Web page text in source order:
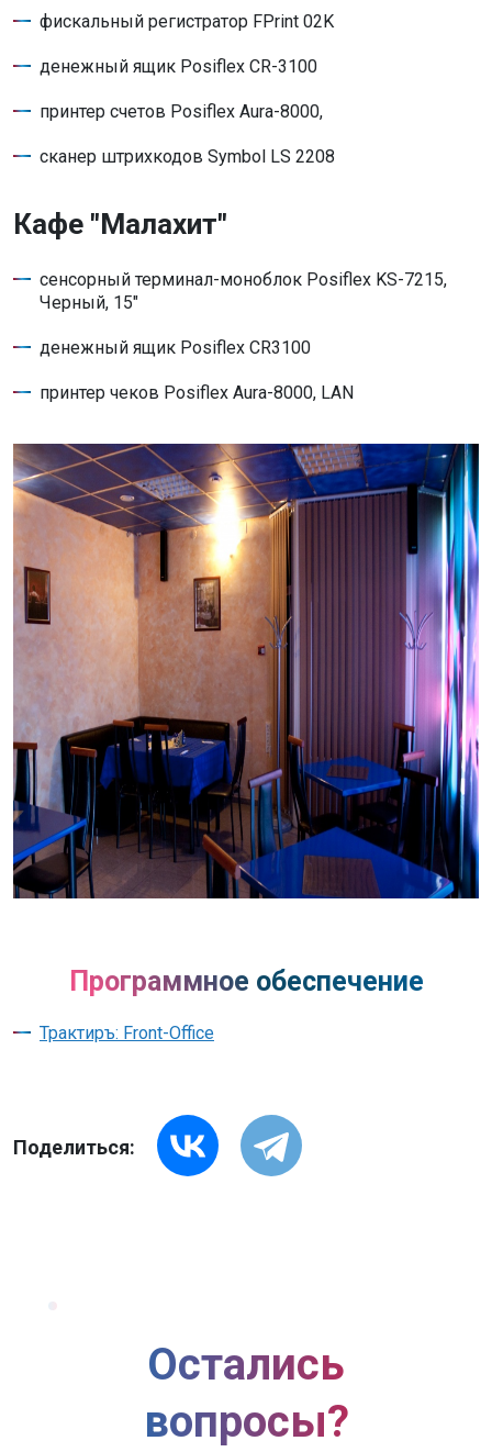
фискальный регистратор FPrint 02K
денежный ящик Posiflex CR-3100
принтер счетов Posiflex Aura-8000,
сканер штрихкодов Symbol LS 2208
Кафе "Малахит"
сенсорный терминал-моноблок Posiflex KS-7215,
Черный, 15"
денежный ящик Posiflex CR3100
принтер чеков Posiflex Aura-8000, LAN
Программное обеспечение
Трактиръ: Front-Office
Поделиться:
Остались
вопросы?